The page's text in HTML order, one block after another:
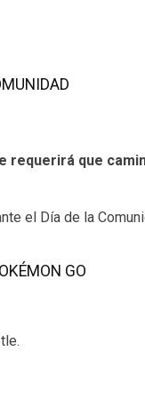
requerirá que
el Día de la
GO